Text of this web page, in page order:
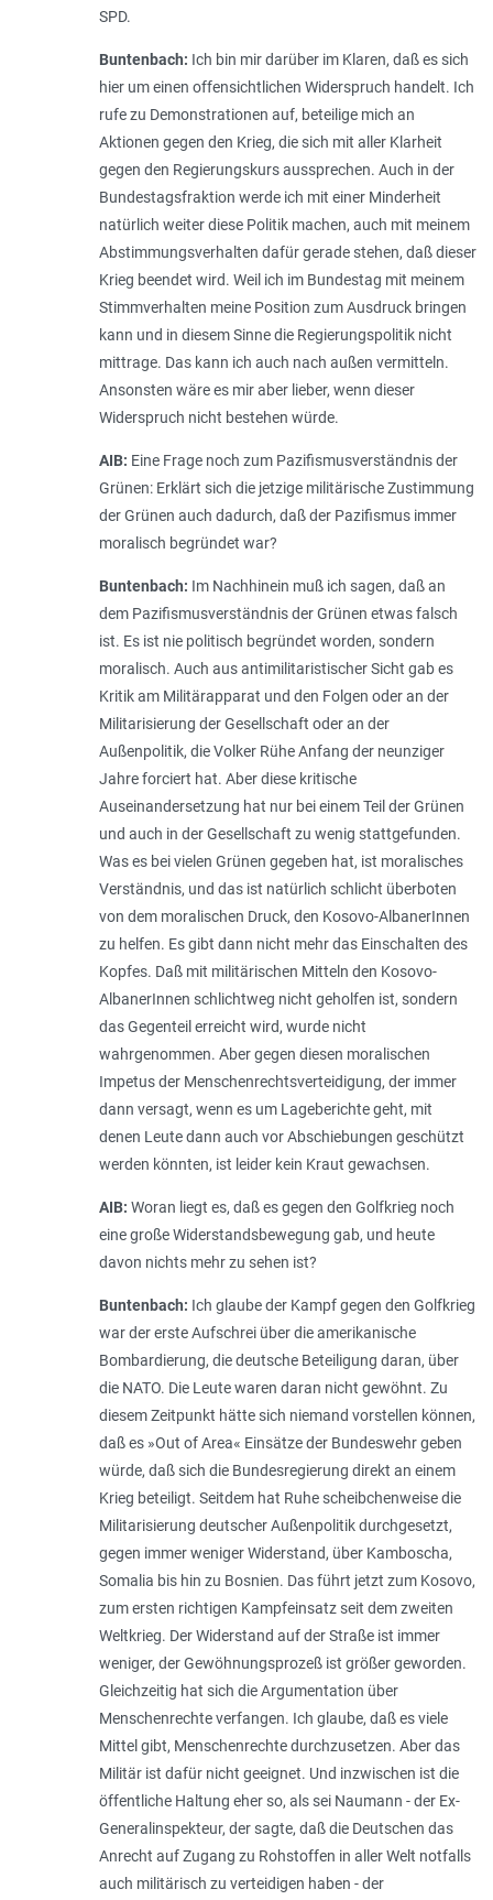
SPD.
Buntenbach: Ich bin mir darüber im Klaren, daß es sich
hier um einen offensichtlichen Widerspruch handelt. Ich
rufe zu Demonstrationen auf, beteilige mich an
Aktionen gegen den Krieg, die sich mit aller Klarheit
gegen den Regierungskurs aussprechen. Auch in der
Bundestagsfraktion werde ich mit einer Minderheit
natürlich weiter diese Politik machen, auch mit meinem
Abstimmungsverhalten dafür gerade stehen, daß dieser
Krieg beendet wird. Weil ich im Bundestag mit meinem
Stimmverhalten meine Position zum Ausdruck bringen
kann und in diesem Sinne die Regierungspolitik nicht
mittrage. Das kann ich auch nach außen vermitteln.
Ansonsten wäre es mir aber lieber, wenn dieser
Widerspruch nicht bestehen würde.
AIB: Eine Frage noch zum Pazifismusverständnis der
Grünen: Erklärt sich die jetzige militärische Zustimmung
der Grünen auch dadurch, daß der Pazifismus immer
moralisch begründet war?
Buntenbach: Im Nachhinein muß ich sagen, daß an
dem Pazifismusverständnis der Grünen etwas falsch
ist. Es ist nie politisch begründet worden, sondern
moralisch. Auch aus antimilitaristischer Sicht gab es
Kritik am Militärapparat und den Folgen oder an der
Militarisierung der Gesellschaft oder an der
Außenpolitik, die Volker Rühe Anfang der neunziger
Jahre forciert hat. Aber diese kritische
Auseinandersetzung hat nur bei einem Teil der Grünen
und auch in der Gesellschaft zu wenig stattgefunden.
Was es bei vielen Grünen gegeben hat, ist moralisches
Verständnis, und das ist natürlich schlicht überboten
von dem moralischen Druck, den Kosovo-AlbanerInnen
zu helfen. Es gibt dann nicht mehr das Einschalten des
Kopfes. Daß mit militärischen Mitteln den Kosovo-
AlbanerInnen schlichtweg nicht geholfen ist, sondern
das Gegenteil erreicht wird, wurde nicht
wahrgenommen. Aber gegen diesen moralischen
Impetus der Menschenrechtsverteidigung, der immer
dann versagt, wenn es um Lageberichte geht, mit
denen Leute dann auch vor Abschiebungen geschützt
werden könnten, ist leider kein Kraut gewachsen.
AIB: Woran liegt es, daß es gegen den Golfkrieg noch
eine große Widerstandsbewegung gab, und heute
davon nichts mehr zu sehen ist?
Buntenbach: Ich glaube der Kampf gegen den Golfkrieg
war der erste Aufschrei über die amerikanische
Bombardierung, die deutsche Beteiligung daran, über
die NATO. Die Leute waren daran nicht gewöhnt. Zu
diesem Zeitpunkt hätte sich niemand vorstellen können,
daß es »Out of Area« Einsätze der Bundeswehr geben
würde, daß sich die Bundesregierung direkt an einem
Krieg beteiligt. Seitdem hat Ruhe scheibchenweise die
Militarisierung deutscher Außenpolitik durchgesetzt,
gegen immer weniger Widerstand, über Kamboscha,
Somalia bis hin zu Bosnien. Das führt jetzt zum Kosovo,
zum ersten richtigen Kampfeinsatz seit dem zweiten
Weltkrieg. Der Widerstand auf der Straße ist immer
weniger, der Gewöhnungsprozeß ist größer geworden.
Gleichzeitig hat sich die Argumentation über
Menschenrechte verfangen. Ich glaube, daß es viele
Mittel gibt, Menschenrechte durchzusetzen. Aber das
Militär ist dafür nicht geeignet. Und inzwischen ist die
öffentliche Haltung eher so, als sei Naumann - der Ex-
Generalinspekteur, der sagte, daß die Deutschen das
Anrecht auf Zugang zu Rohstoffen in aller Welt notfalls
auch militärisch zu verteidigen haben - der